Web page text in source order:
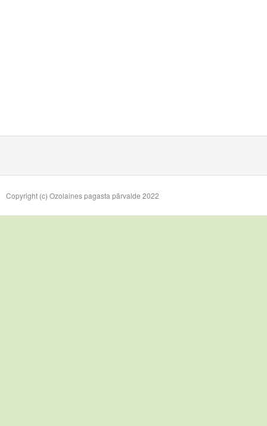
Copyright (c) Ozolaines pagasta pārvalde 2022